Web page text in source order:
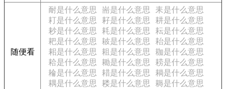
随便看
耐是什么意思 耑是什么意思
耒是什么意思
耓是什么意思
耔是什么意思
耕是什么意思
耖是什么意思
耗是什么意思
耘是什么意思
耙是什么意思
耚是什么意思
耛是什么意思
耜是什么意思
耝是什么意思
耞是什么意思
耠是什么意思
耡是什么意思
耢是什么意思
耣是什么意思
耤是什么意思
耥是什么意思
耦是什么意思
耧是什么意思
耨是什么意思